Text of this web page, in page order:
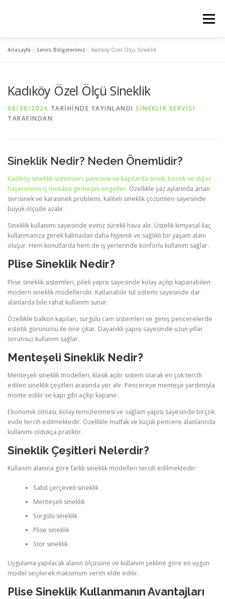
Menü
MENTEŞELİ SİNEKLİK SERVIS BÖLGELERIMIZ
Anasayfa »Servis Bölgelerimiz »Kadıköy Özel Ölçü Sineklik
Kadıköy Özel Ölçü Sineklik
06/08/2026 TARIHINDE YAYINLANDI SINEKLIK SERVISI
TARAFINDAN
Sineklik Nedir? Neden Önemlidir?
Kadıköy sineklik sistemleri, pencere ve kapılarda sinek, böcek ve diğer
haşerelerin iç mekâna girmesini engeller. Özellikle yaz aylarında artan
sivrisinek ve karasinek problemi, kaliteli sineklik çözümleri sayesinde
büyük ölçüde azalır.
Sineklik kullanımı sayesinde eviniz sürekli hava alır. Üstelik kimyasal ilaç
kullanmanıza gerek kalmadan daha hijyenik ve sağlıklı bir yaşam alanı
oluşur. Hem konutlarda hem de iş yerlerinde konforlu kullanım sağlar.
Plise Sineklik Nedir?
Plise sineklik sistemleri, pileli yapısı sayesinde kolay açılıp kapanabilen
modern sineklik modelleridir. Katlanabilir tül sistemi sayesinde dar
alanlarda bile rahat kullanım sunar.
Özellikle balkon kapıları, sürgülü cam sistemleri ve geniş pencerelerde
estetik görünümü ile öne çıkar. Dayanıklı yapısı sayesinde uzun yıllar
sorunsuz kullanım sağlar.
Menteşeli Sineklik Nedir?
Menteşeli sineklik modelleri, klasik açılır sistem olarak en çok tercih
edilen sineklik çeşitleri arasında yer alır. Pencereye menteşe yardımıyla
monte edilir ve kapı gibi açılıp kapanır.
Ekonomik olması, kolay temizlenmesi ve sağlam yapısı sayesinde birçok
evde tercih edilmektedir. Özellikle mutfak ve küçük pencere alanlarında
kullanımı oldukça pratiktir.
Sineklik Çeşitleri Nelerdir?
Kullanım alanına göre farklı sineklik modelleri tercih edilmektedir:
Sabit çerçeveli sineklik
Menteşeli sineklik
Sürgülü sineklik
Plise sineklik
Stor sineklik
Uygulama yapılacak alanın ölçüsüne ve kullanım şekline göre en uygun
model seçilerek maksimum verim elde edilir.
Plise Sineklik Kullanmanın Avantajları